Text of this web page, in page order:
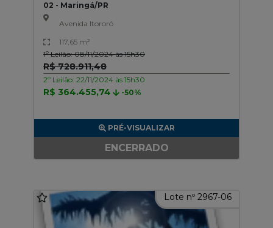
02 - Maringá/PR
Avenida Itororó
117,65 m²
1º Leilão: 08/11/2024 às 15h30
R$ 728.911,48
2º Leilão: 22/11/2024 às 15h30
R$ 364.455,74 -50%
PRÉ-VISUALIZAR
ENCERRADO
Lote nº 2967-06